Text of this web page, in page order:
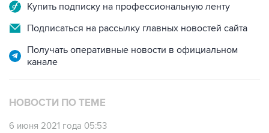
Купить подписку на профессиональную ленту
Подписаться на рассылку главных новостей сайта
Получать оперативные новости в официальном
канале
НОВОСТИ ПО ТЕМЕ
6 июня 2021 года 05:53